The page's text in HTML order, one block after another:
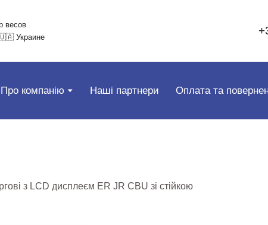
весов
Украине
Про компанію Наші партнери Оплата та
з LCD дисплеєм ER JR CBU зі стійкою